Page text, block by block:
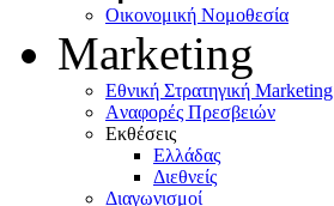
Οικονομική Νομοθεσία
Marketing
Eθνική Στρατηγική Marketing
Aναφορές Πρεσβειών
Eκθέσεις
Eλλάδας
Διεθνείς
Διαγωνισμοί